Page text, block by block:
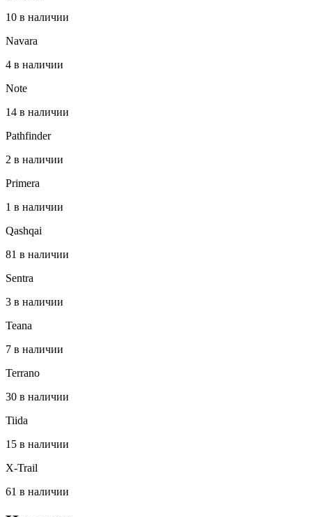
10 в наличии
Navara
4 в наличии
Note
14 в наличии
Pathfinder
2 в наличии
Primera
1 в наличии
Qashqai
81 в наличии
Sentra
3 в наличии
Teana
7 в наличии
Terrano
30 в наличии
Tiida
15 в наличии
X-Trail
61 в наличии